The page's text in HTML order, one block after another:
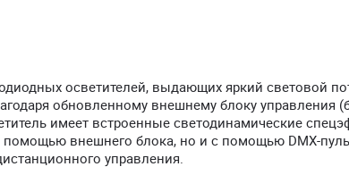
осветителей, выдающих яркий световой
обновленному внешнему блоку управления
имеет встроенные светодинамические
внешнего блока, но и с помощью DMX-
управления.